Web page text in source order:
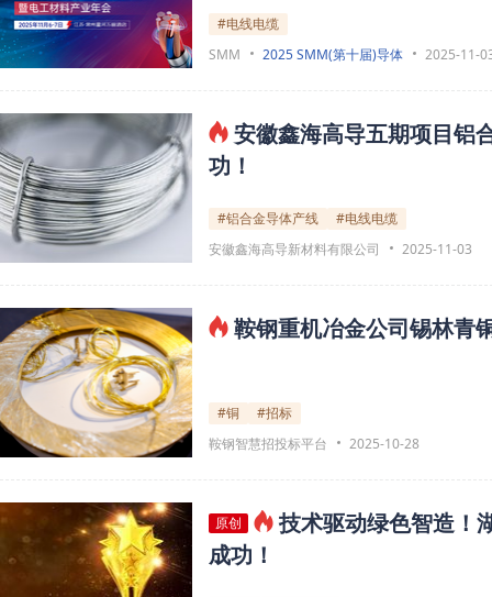
#电线电缆
SMM
2025 SMM(第十届)导体 2025-11-
安徽鑫海高导五期项目铝
功！
#铝合金导体产线
#电线电缆
安徽鑫海高导新材料有限公司
2025-11-03
鞍钢重机冶金公司锡林青
#铜
#招标
鞍钢智慧招投标平台
2025-10-28
原创
技术驱动绿色智造！
成功！